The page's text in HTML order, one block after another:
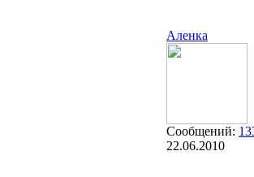
Аленка
Сообщений:
22.06.2010